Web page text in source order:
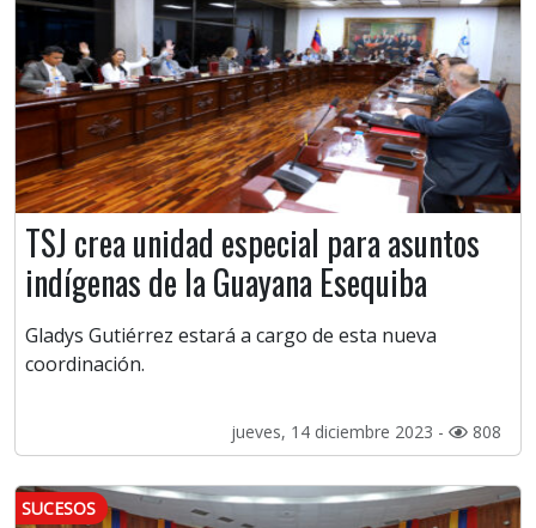
TSJ crea unidad especial para asuntos
indígenas de la Guayana Esequiba
Gladys Gutiérrez estará a cargo de esta nueva
coordinación.
jueves, 14 diciembre 2023 - 808
SUCESOS